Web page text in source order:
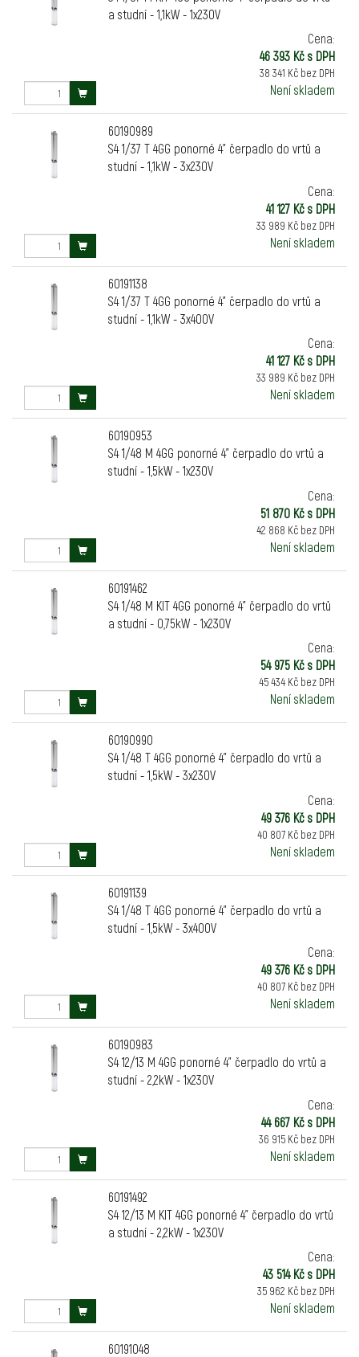
a studní - 1,1kW - 1x230V
Cena:
46 393 Kč s DPH
38 341 Kč bez DPH
Není skladem
60190989
S4 1/37 T 4GG ponorné 4" čerpadlo do vrtů a
studní - 1,1kW - 3x230V
Cena:
41 127 Kč s DPH
33 989 Kč bez DPH
Není skladem
60191138
S4 1/37 T 4GG ponorné 4" čerpadlo do vrtů a
studní - 1,1kW - 3x400V
Cena:
41 127 Kč s DPH
33 989 Kč bez DPH
Není skladem
60190953
S4 1/48 M 4GG ponorné 4" čerpadlo do vrtů a
studní - 1,5kW - 1x230V
Cena:
51 870 Kč s DPH
42 868 Kč bez DPH
Není skladem
60191462
S4 1/48 M KIT 4GG ponorné 4" čerpadlo do vrtů
a studní - 0,75kW - 1x230V
Cena:
54 975 Kč s DPH
45 434 Kč bez DPH
Není skladem
60190990
S4 1/48 T 4GG ponorné 4" čerpadlo do vrtů a
studní - 1,5kW - 3x230V
Cena:
49 376 Kč s DPH
40 807 Kč bez DPH
Není skladem
60191139
S4 1/48 T 4GG ponorné 4" čerpadlo do vrtů a
studní - 1,5kW - 3x400V
Cena:
49 376 Kč s DPH
40 807 Kč bez DPH
Není skladem
60190983
S4 12/13 M 4GG ponorné 4" čerpadlo do vrtů a
studní - 2,2kW - 1x230V
Cena:
44 667 Kč s DPH
36 915 Kč bez DPH
Není skladem
60191492
S4 12/13 M KIT 4GG ponorné 4" čerpadlo do vrtů
a studní - 2,2kW - 1x230V
Cena:
43 514 Kč s DPH
35 962 Kč bez DPH
Není skladem
60191048